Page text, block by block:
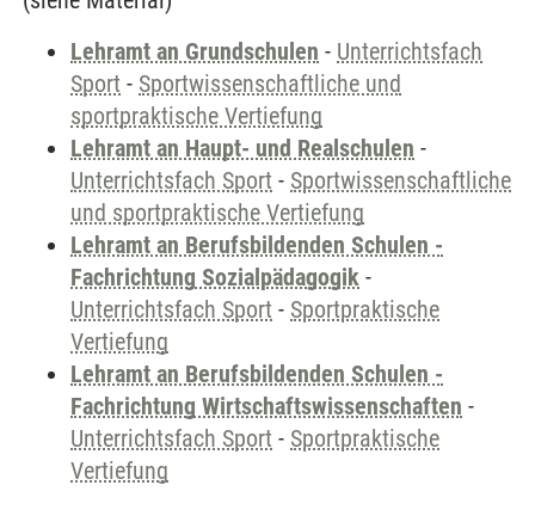
Lehramt an Grundschulen - Unterrichtsfach
Sport - Sportwissenschaftliche und
sportpraktische Vertiefung
Lehramt an Haupt- und Realschulen -
Unterrichtsfach Sport - Sportwissenschaftliche
und sportpraktische Vertiefung
Lehramt an Berufsbildenden Schulen -
Fachrichtung Sozialpädagogik -
Unterrichtsfach Sport - Sportpraktische
Vertiefung
Lehramt an Berufsbildenden Schulen -
Fachrichtung Wirtschaftswissenschaften -
Unterrichtsfach Sport - Sportpraktische
Vertiefung